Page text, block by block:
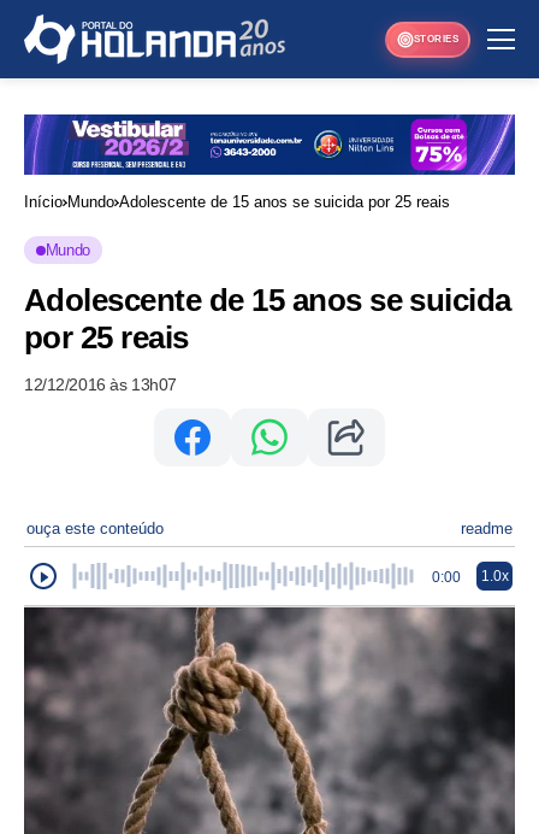
STORIES
Início Mundo Adolescente de 15 anos se suicida por 25 reais
Mundo
Adolescente de 15 anos se suicida
por 25 reais
12/12/2016 às 13h07
ouça este conteúdo readme
0:00 1.0x